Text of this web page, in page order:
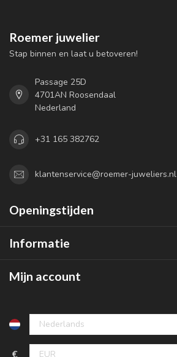
Roemer juwelier
Stap binnen en laat u betoveren!
Passage 25D
4701AN Roosendaal
Nederland
+31 165 382762
klantenservice@roemer-juweliers.nl
Openingstijden
Informatie
Mijn account
€